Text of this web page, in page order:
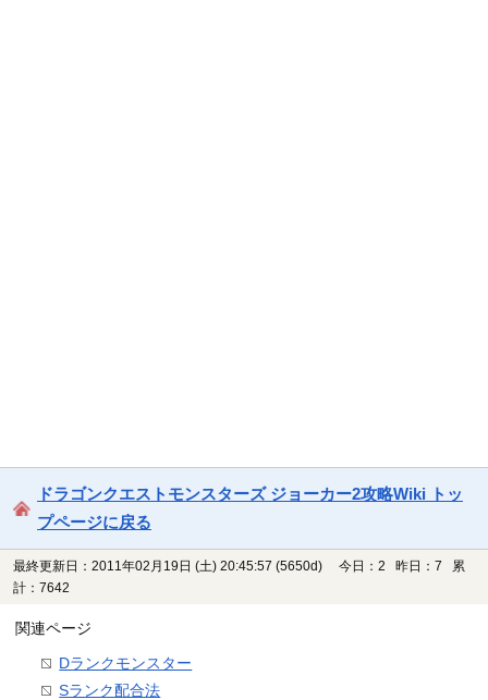
ドラゴンクエストモンスターズ ジョーカー2攻略Wiki トッ
プページに戻る
最終更新日：2011年02月19日 (土) 20:45:57 (5650d)
今日：2 昨日：7 累
計：7642
関連ページ
Dランクモンスター
Sランク配合法